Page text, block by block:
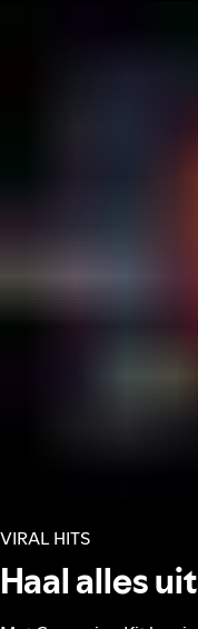
VIRAL HITS
Haal alles